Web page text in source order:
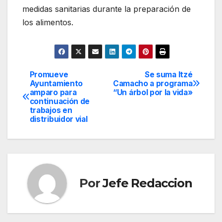
medidas sanitarias durante la preparación de
los alimentos.
Navegación
de
entradas
Se suma Itzé
Camacho a programa
“Un árbol por la vida»
Promueve
Ayuntamiento
amparo para
continuación de
trabajos en
distribuidor vial
PorJefe Redaccion